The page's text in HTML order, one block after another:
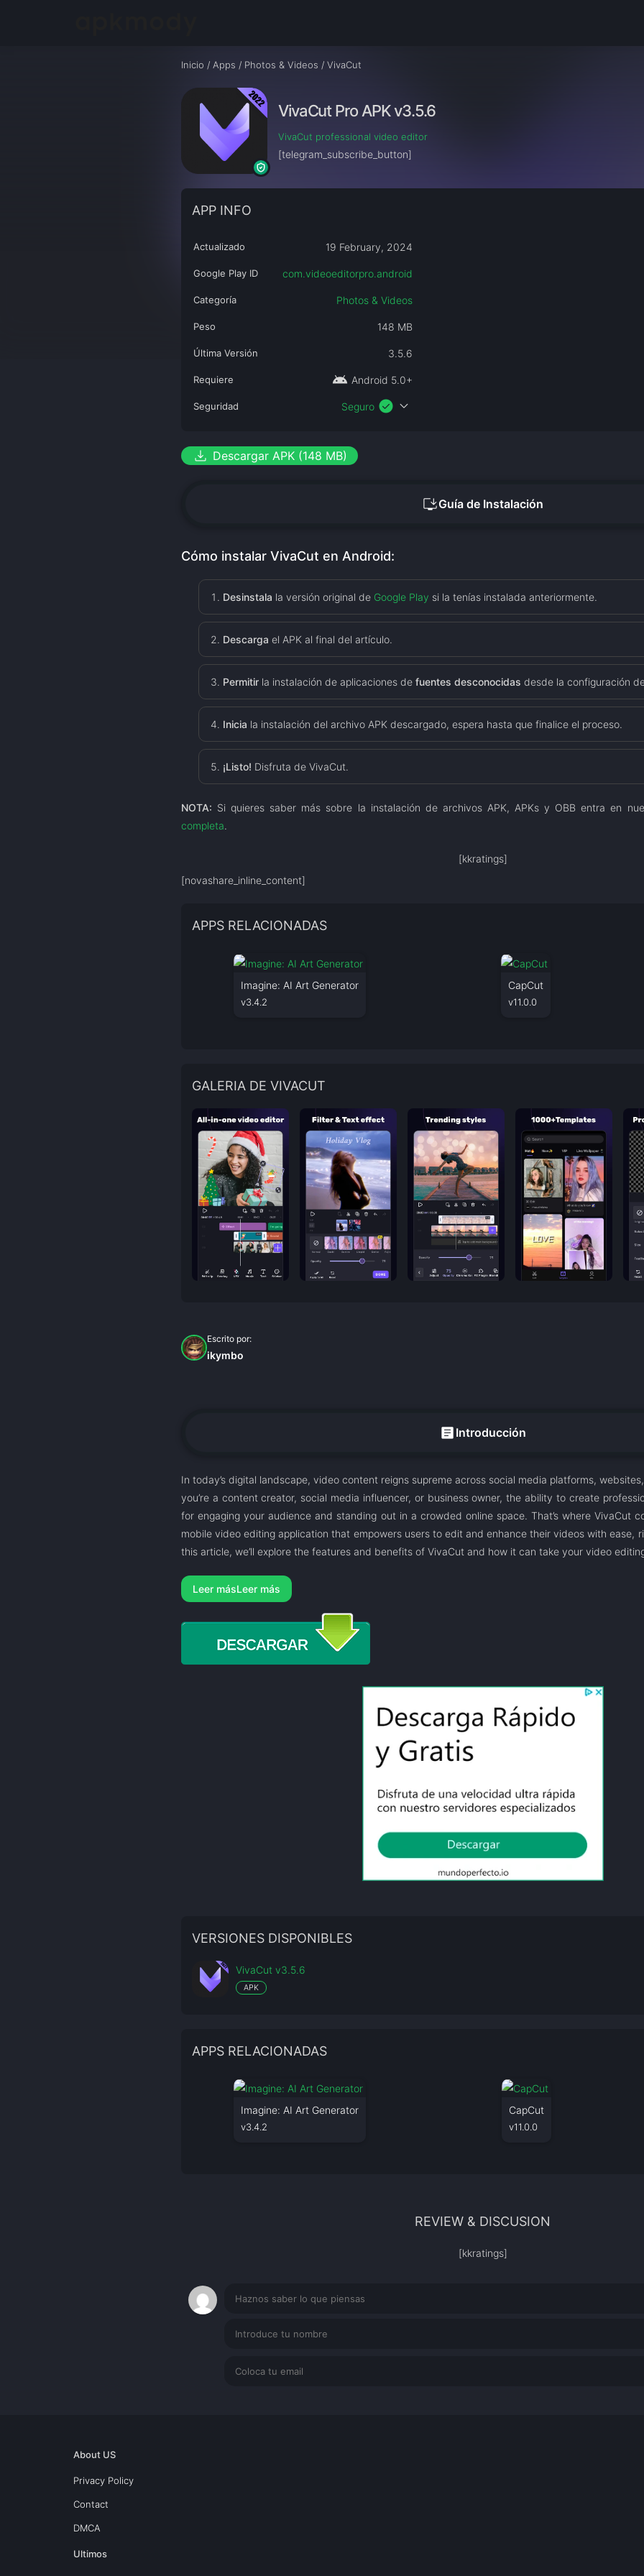
Inicio / Apps / Photos & Videos / VivaCut
VivaCut Pro APK v3.5.6
VivaCut professional video editor
[telegram_subscribe_button]
APP INFO
Actualizado 19 February, 2024
Google Play ID com.videoeditorpro.android
Categoría Photos & Videos
Peso 148 MB
Última Versión 3.5.6
Requiere android Android 5.0+
Seguridad Seguro check_circle expand_more
download Descargar APK (148 MB)
install_desktopGuía de Instalación
Cómo instalar VivaCut en Android:
Desinstala la versión original de Google Play si la tenías instalada anteriormente.
Descarga el APK al final del artículo.
Permitirla instalación de aplicaciones de fuentes desconocidas desde la configuración
Inicia la instalación del archivo APK descargado, espera hasta que finalice el proceso.
¡Listo! Disfruta de VivaCut.
NOTA: Si quieres saber más sobre la instalación de archivos APK, APKs y OBB entra en
completa.
[kkratings]
[novashare_inline_content]
APPS RELACIONADAS
Imagine: AI Art Generator
v3.4.2
CapCut
v11.0.0
GALERIA DE VIVACUT
Escrito por:
ikymbo
article Introducción
In today’s digital landscape, video content reigns supreme across social media platforms,
you’re a content creator, social media influencer, or business owner, the ability to create
for engaging your audience and standing out in a crowded online space. That’s where VivaCut
mobile video editing application that empowers users to edit and enhance their videos with ease,
this article, we’ll explore the features and benefits of VivaCut and how it can take your video
Leer más
VERSIONES DISPONIBLES
VivaCut v3.5.6
APK
APPS RELACIONADAS
Imagine: AI Art Generator
v3.4.2
CapCut
v11.0.0
REVIEW & DISCUSION
[kkratings]
About US
Privacy Policy
Contact
DMCA
Ultimos